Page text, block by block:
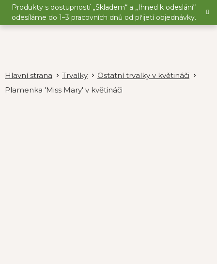
Přejít
obsah
Produkty s dostupností „Skladem“ a „Ihned k odeslání“
odesíláme do 1–3 pracovních dnů od přijetí objednávky.
Trvalky
Ostatní trvalky v květináči
Plamenka 'Miss Mary' v květináči